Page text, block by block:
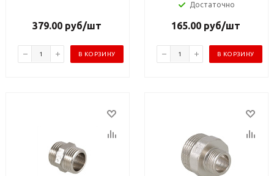
379.00руб/шт
В КОРЗИНУ
Достаточно
165.00руб/шт
В КОРЗИНУ